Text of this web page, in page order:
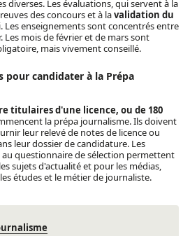
diverses. Les évaluations, qui servent à la
des concours et à lavalidation du
Les enseignements sont concentrés entre
mois de février et de mars sont
mais vivement conseillé.
pour candidater à la Prépa
titulaires d'une licence, ou de 180
la prépa journalisme. Ils doivent
leur relevé de notes de licence ou
leur dossier de candidature. Les
questionnaire de sélection permettent
sujets d'actualité et pour les médias,
études et le métier de journaliste.